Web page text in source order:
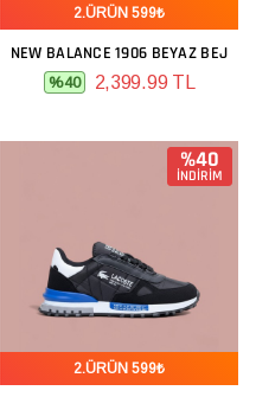
2.ÜRÜN 599₺
NEW BALANCE 1906 BEYAZ BEJ
%40 2,399.99 TL
%40
İNDİRİM
2.ÜRÜN 599₺